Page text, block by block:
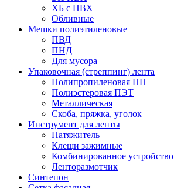
ХБ с ПВХ
Обливные
Мешки полиэтиленовые
ПВД
ПНД
Для мусора
Упаковочная (стреппинг) лента
Полипропиленовая ПП
Полиэстеровая ПЭТ
Металлическая
Скоба, пряжка, уголок
Инструмент для ленты
Натяжитель
Клещи зажимные
Комбинированное устройство
Ленторазмотчик
Синтепон